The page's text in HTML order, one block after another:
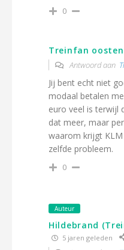
0
Treinfan oosten
Antwoord aan
Jij bent echt niet
modaal betalen
euro veel is terwijl
dat meer, maar
waarom krijgt
zelfde probleem.
0
Auteur
Hildebrand
5 jaren geleden